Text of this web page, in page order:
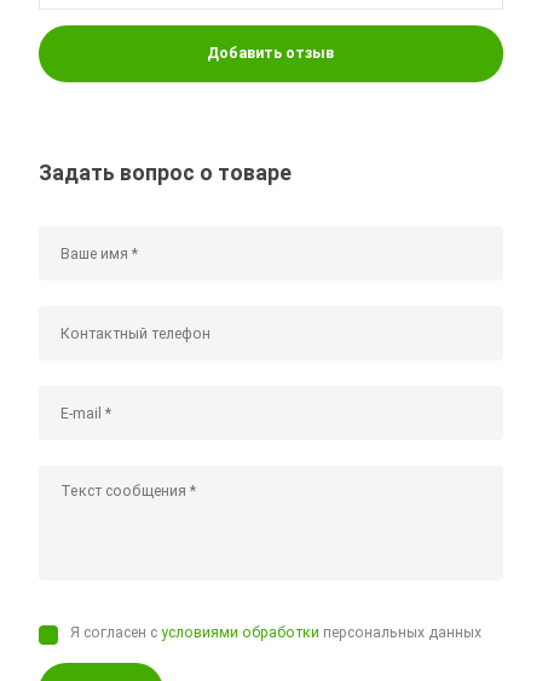
Добавить отзыв
Задать вопрос о товаре
Я согласен сусловиями обработки персональных данных